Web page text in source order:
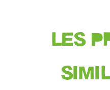
LES